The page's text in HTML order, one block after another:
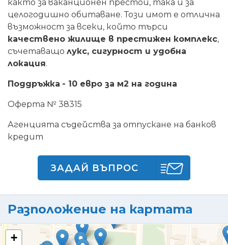
както за ваканционен престой, така и за
целогодишно обитаване. Този имот е отлична
възможност за всеки, който търси
качествено жилище в престижен комплекс,
съчетаващо лукс, сигурност и удобна
локация.
Поддръжка - 10 евро за м2 на година
Оферта № 38315
Агенцията съдейства за отпускане на банков
кредит
ЗАДАЙ ВЪПРОС
Разположение на картата
+